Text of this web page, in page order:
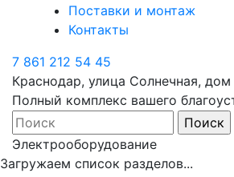
Поставки и монтаж
Контакты
7 861 212 54 45
Краснодар, улица Солнечная,
Полный комплекс вашего
Электрооборудование
Загружаем список разделов...